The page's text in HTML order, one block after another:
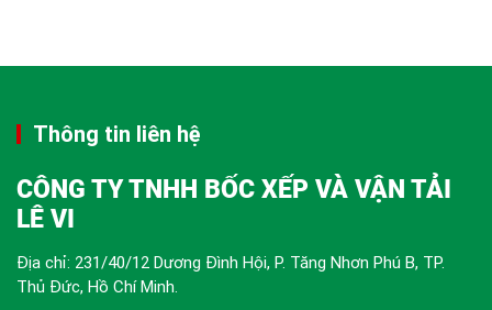
Thông tin liên hệ
CÔNG TY TNHH BỐC XẾP VÀ VẬN TẢI
LÊ VI
Địa chỉ: 231/40/12 Dương Đình Hội, P. Tăng Nhơn Phú B, TP.
Thủ Đức, Hồ Chí Minh.